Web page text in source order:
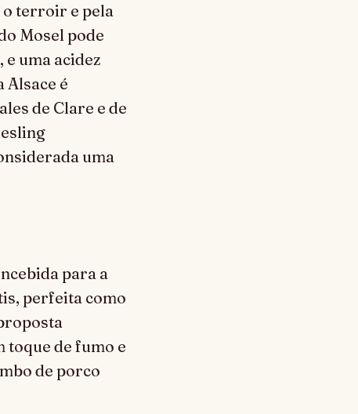
o terroir e pela
Mosel pode
uma acidez
Alsace é
de Clare e de
uma
para a
perfeita como
toque de fumo e
de porco